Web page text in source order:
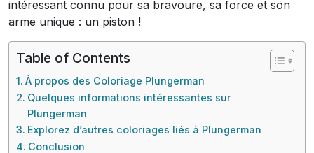
intéressant connu pour sa bravoure, sa force et son
arme unique : un piston !
Table of Contents
À propos des Coloriage Plungerman
Quelques informations intéressantes sur
Plungerman
Explorez d’autres coloriages liés à Plungerman
Conclusion